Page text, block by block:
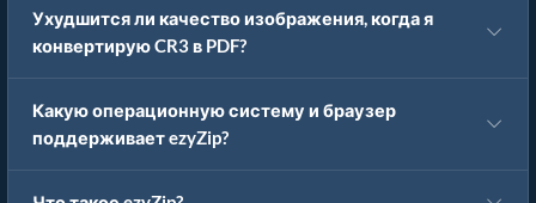
Ухудшится ли качество изображения, когда я
конвертирую CR3 в PDF?
Какую операционную систему и браузер
поддерживает ezyZip?